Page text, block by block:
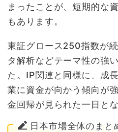
まったことが、短期的な
もあります。
東証グロース250指数が
タ解析などテーマ性の強
た。IP関連と同様に、成
業に資金が向かう傾向が
金回帰が見られた一日とな
日本市場全体のまと